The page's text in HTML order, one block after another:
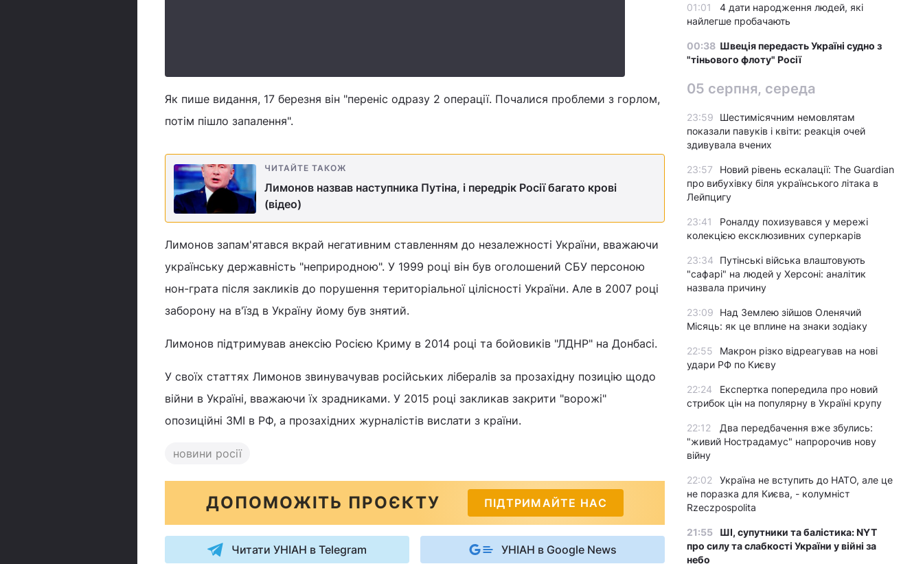
Як пише видання, 17 березня він "переніс одразу 2 операції. Почалися проблеми з горлом,
потім пішло запалення".
ЧИТАЙТЕ ТАКОЖ
Лимонов назвав наступника Путіна, і передрік Росії багато крові
(відео)
Лимонов запам'ятався вкрай негативним ставленням до незалежності України, вважаючи
українську державність "неприродною". У 1999 році він був оголошений СБУ персоною
нон-грата після закликів до порушення територіальної цілісності України. Але в 2007 році
заборону на в'їзд в Україну йому був знятий.
Лимонов підтримував анексію Росією Криму в 2014 році та бойовиків "ЛДНР" на Донбасі.
У своїх статтях Лимонов звинувачував російських лібералів за прозахідну позицію щодо
війни в Україні, вважаючи їх зрадниками. У 2015 році закликав закрити "ворожі"
опозиційні ЗМІ в РФ, а прозахідних журналістів вислати з країни.
новини росії
ДОПОМОЖІТЬ ПРОЄКТУ ПІДТРИМАЙТЕ НАС
Читати УНІАН в Telegram УНІАН в Google News
01:01
4 дати народження людей, які
найлегше пробачають
00:38 Швеція передасть Україні судно з
"тіньового флоту" Росії
05 серпня, середа
23:59
Шестимісячним немовлятам
показали павуків і квіти: реакція очей
здивувала вчених
23:57
Новий рівень ескалації: The Guardian
про вибухівку біля українського літака в
Лейпцигу
23:41
Роналду похизувався у мережі
колекцією ексклюзивних суперкарів
23:34
Путінські війська влаштовують
"сафарі" на людей у Херсоні: аналітик
назвала причину
23:09
Над Землею зійшов Оленячий
Місяць: як це вплине на знаки зодіаку
22:55
Макрон різко відреагував на нові
удари РФ по Києву
22:24
Експертка попередила про новий
стрибок цін на популярну в Україні крупу
22:12
Два передбачення вже збулись:
"живий Нострадамус" напророчив нову
війну
22:02
Україна не вступить до НАТО, але це
не поразка для Києва, - колумніст
Rzeczpospolita
21:55
ШІ, супутники та балістика: NYT
про силу та слабкості України у війні за
небо